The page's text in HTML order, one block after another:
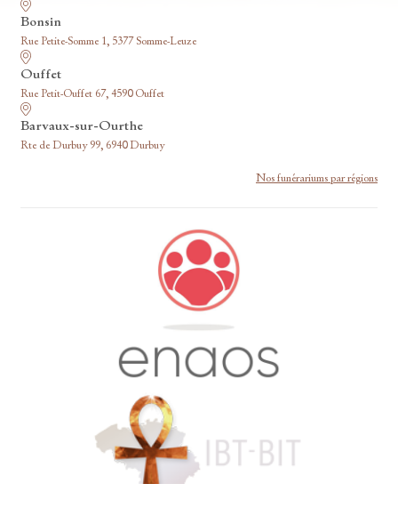
Bonsin
Rue Petite-Somme 1, 5377 Somme-Leuze
Ouffet
Rue Petit-Ouffet 67, 4590 Ouffet
Barvaux-sur-Ourthe
Rte de Durbuy 99, 6940 Durbuy
Nos funérariums par régions